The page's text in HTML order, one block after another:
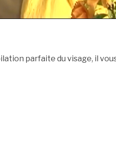
parfaite du visage, il